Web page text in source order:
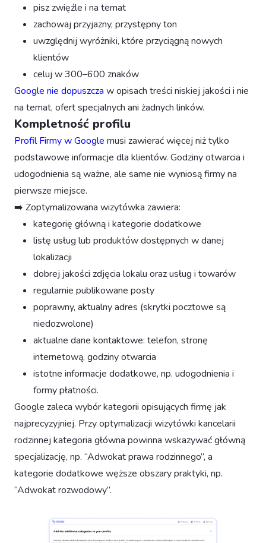
pisz zwięźle i na temat
zachowaj przyjazny, przystępny ton
uwzględnij wyróżniki, które przyciągną nowych
klientów
celuj w 300–600 znaków
Google nie dopuszcza w opisach treści niskiej jakości i nie
na temat, ofert specjalnych ani żadnych linków.
Kompletność profilu
Profil Firmy w Google musi zawierać więcej niż tylko
podstawowe informacje dla klientów. Godziny otwarcia i
udogodnienia są ważne, ale same nie wyniosą firmy na
pierwsze miejsce.
➡️ Zoptymalizowana wizytówka zawiera:
kategorię główną i kategorie dodatkowe
listę usług lub produktów dostępnych w danej
lokalizacji
dobrej jakości zdjęcia lokalu oraz usług i towarów
regularnie publikowane posty
poprawny, aktualny adres (skrytki pocztowe są
niedozwolone)
aktualne dane kontaktowe: telefon, stronę
internetową, godziny otwarcia
istotne informacje dodatkowe, np. udogodnienia i
formy płatności.
Google zaleca wybór kategorii opisujących firmę jak
najprecyzyjniej. Przy optymalizacji wizytówki kancelarii
rodzinnej kategoria główna powinna wskazywać główną
specjalizację, np. “Adwokat prawa rodzinnego”, a
kategorie dodatkowe węższe obszary praktyki, np.
“Adwokat rozwodowy”.